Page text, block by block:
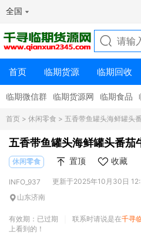
全国
首页 临期货源 临期回收
临期微信群 临期货源网 临期食品
首页 > 休闲零食 > 五香带鱼罐头海鲜罐头
五香带鱼罐头海鲜罐头番
休闲零食 置顶 收藏
INFO_937 更新于2025年10月30日
山东济南
有效期：已过期 联系时请说是在千寻
上看到的！